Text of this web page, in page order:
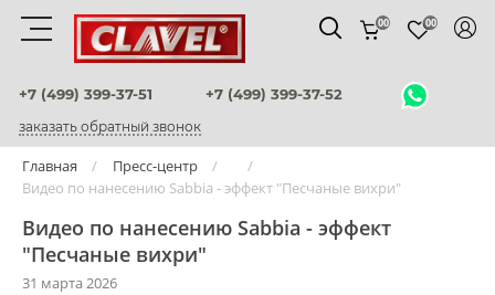
+7 (499) 399-37-51 +7 (499) 399-37-52
заказать обратный звонок
00 00
Материалы
штукатурки венецианские
декоративные краски
фактурные штукатурки
Главная
Пресс-центр
Видео по нанесению Sabbia - эффект "Песчаные вихри"
Видео по нанесению Sabbia - эффект
"Песчаные вихри"
31 марта 2026